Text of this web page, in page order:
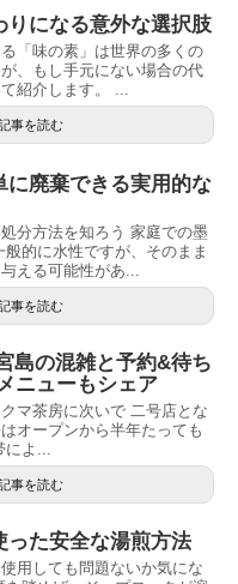
りになる意外な選択肢
「味の素」は世界の多くの
、もし手元にない場合の代
紹介します。 ...
事を読む
に廃棄できる実用的な
分方法を知ろう 家庭での墨
的に水性ですが、そのまま
える可能性があ...
事を読む
島の混雑と予約&待ち
ニューもシェア
マ茶房に次いで 二号店とな
オープンから半年たっても
よ...
事を読む
った安全な湯煎方法
用しても問題ないか気にな